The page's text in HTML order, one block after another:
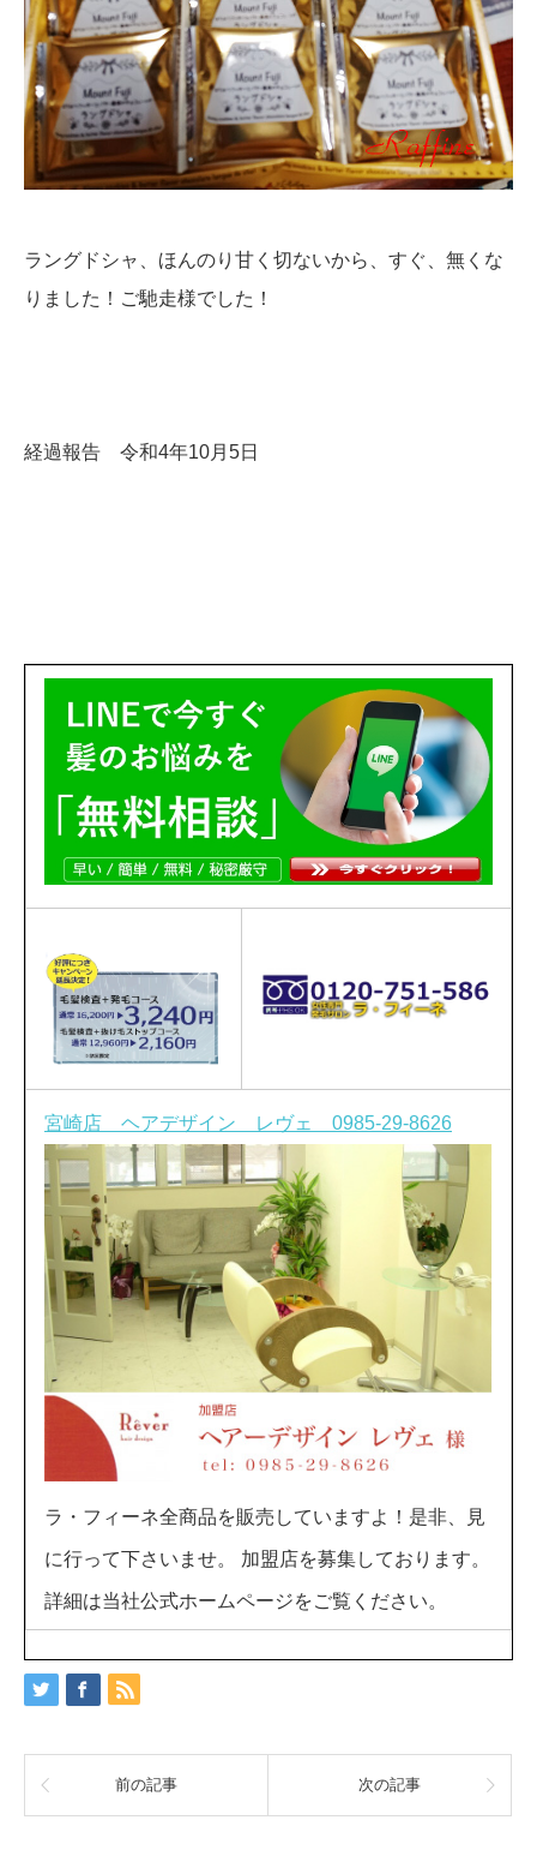
ラングドシャ、ほんのり甘く切ないから、すぐ、無くな
りました！ご馳走様でした！
経過報告 令和4年10月5日
宮崎店 ヘアデザイン レヴェ 0985-29-8626
ラ・フィーネ全商品を販売していますよ！是非、見
に行って下さいませ。 加盟店を募集しております。
詳細は当社公式ホームページをご覧ください。
前の記事 次の記事